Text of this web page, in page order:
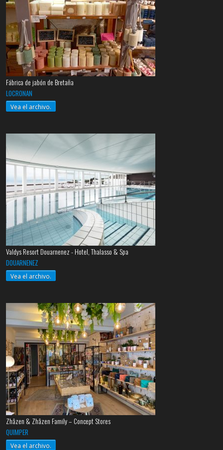
Fábrica de jabón de Bretaña
LOCRONAN
Vea el archivo.
Valdys Resort Douarnenez - Hotel, Thalasso & Spa
DOUARNENEZ
Vea el archivo.
Zhâzen & Zhâzen Family – Concept Stores
QUIMPER
Vea el archivo.